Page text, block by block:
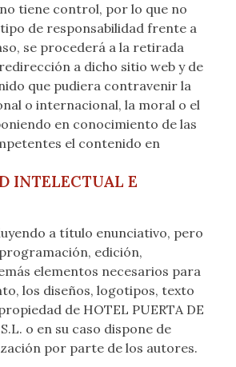
no tiene control, por lo que no
de responsabilidad frente a
se procederá a la retirada
a dicho sitio web y de
que pudiera contravenir la
o internacional, la moral o el
en conocimiento de las
el contenido en
INTELECTUAL E
a título enunciativo, pero
edición,
elementos necesarios para
los diseños, logotipos, texto
de HOTEL PUERTA DE
o en su caso dispone de
por parte de los autores.